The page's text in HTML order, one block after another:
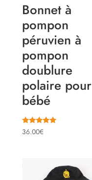
Bonnet à
pompon
péruvien à
pompon
doublure
polaire pour
bébé
Note
5.00
36.00€